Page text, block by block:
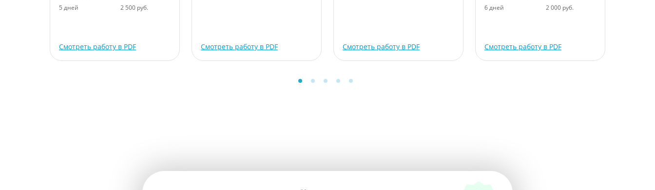
5 дней 2 500 руб.
Смотреть работу в PDF Смотреть работу в PDF Смотреть работу в PDF
6 дней 2 000 руб.
Смотреть работу в PDF